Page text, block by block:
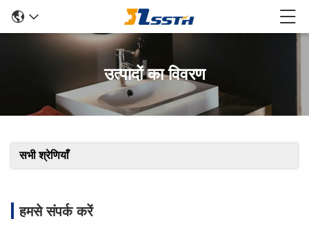
उत्पादों का विवरण
सभी श्रेणियाँ
हमसे संपर्क करें